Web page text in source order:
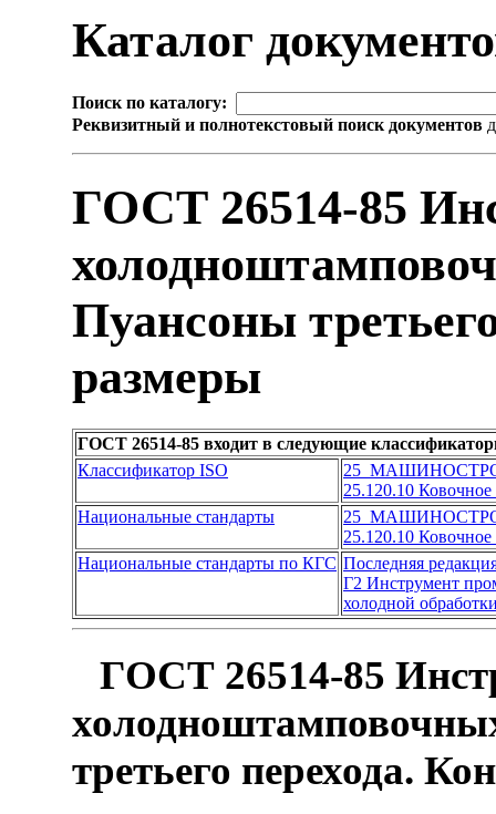
Каталог
Поиск по каталогу:
Реквизитный и полнотекстовый поиск документов
ГОСТ 26514-85
Пуансоны
размеры
ГОСТ 26514-85 входит в следующие
Классификатор ISO
25
25.120.10
Национальные стандарты
25
25.120.10
Национальные стандарты по КГС Последняя
Г2 Инструмент
холодной
ГОСТ 26514-85
третьего перехода.